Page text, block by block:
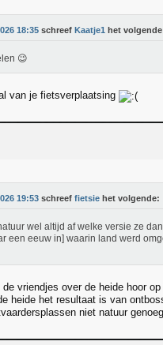
18:35 schreef Kaatje1 het
😉
van je fietsverplaatsing
19:53 schreef fietsie het volgende:
wel altijd af welke versie ze
een eeuw in] waarin land werd
vriendjes over de heide hoor
heide het resultaat is van
niet natuur